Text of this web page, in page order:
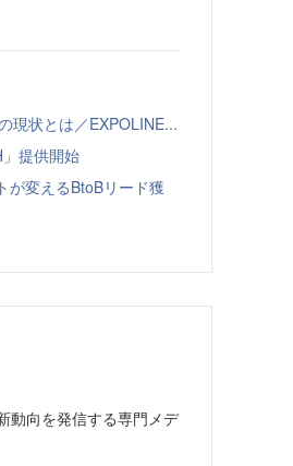
現状とは／EXPOLINE...
提供開始
が変えるBtoBリード獲
動向を発信する専門メデ